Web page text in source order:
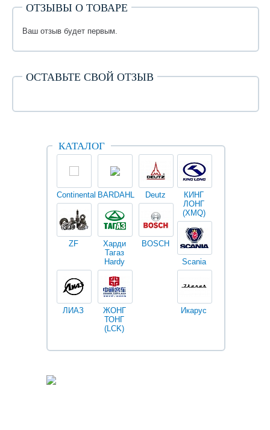
ОТЗЫВЫ О ТОВАРЕ
Ваш отзыв будет первым.
ОСТАВЬТЕ СВОЙ ОТЗЫВ
КАТАЛОГ
Continental BARDAHL Deutz
ZF
Харди
Тагаз
Hardy
BOSCH
ЛИАЗ
ЖОНГ
ТОНГ
(LCK)
КИНГ
ЛОНГ
(XMQ)
Scania
Икарус